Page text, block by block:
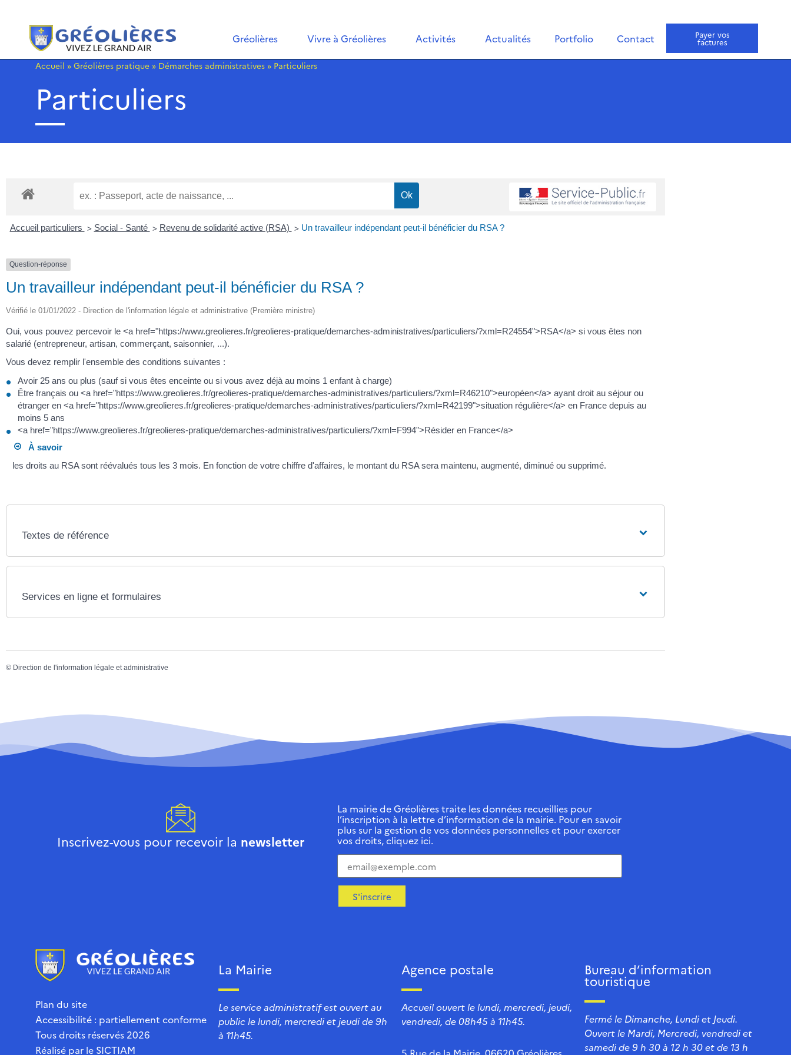
Gréolières Vivre à Gréolières Activités Actualités Portfolio Contact Payer vos
factures
Accueil » Gréolières pratique » Démarches administratives » Particuliers
Particuliers
Accueil particuliers > Social - Santé > Revenu de solidarité active (RSA) > Un travailleur indépendant peut-il bénéficier du RSA ?
Question-réponse
Un travailleur indépendant peut-il bénéficier du RSA ?
Vérifié le 01/01/2022 - Direction de l'information légale et administrative (Première ministre)
Oui, vous pouvez percevoir le <a href="https://www.greolieres.fr/greolieres-pratique/demarches-administratives/particuliers/?xml=R24554">RSA</a> si vous êtes non
salarié (entrepreneur, artisan, commerçant, saisonnier, ...).
Vous devez remplir l'ensemble des conditions suivantes :
Avoir 25 ans ou plus (sauf si vous êtes enceinte ou si vous avez déjà au moins 1 enfant à charge)
Être français ou <a href="https://www.greolieres.fr/greolieres-pratique/demarches-administratives/particuliers/?xml=R46210">européen</a> ayant droit au séjour ou
étranger en <a href="https://www.greolieres.fr/greolieres-pratique/demarches-administratives/particuliers/?xml=R42199">situation régulière</a> en France depuis au
moins 5 ans
<a href="https://www.greolieres.fr/greolieres-pratique/demarches-administratives/particuliers/?xml=F994">Résider en France</a>
À savoir
les droits au RSA sont réévalués tous les 3 mois. En fonction de votre chiffre d'affaires, le montant du RSA sera maintenu, augmenté, diminué ou supprimé.
Textes de référence
Services en ligne et formulaires
© Direction de l'information légale et administrative
Inscrivez-vous pour recevoir la newsletter
La mairie de Gréolières traite les données recueillies pour
l’inscription à la lettre d’information de la mairie. Pour en savoir
plus sur la gestion de vos données personnelles et pour exercer
vos droits, cliquez ici.
S'inscrire
Plan du site
Accessibilité : partiellement conforme
Tous droits réservés 2026
Réalisé par le SICTIAM
La Mairie
Le service administratif est ouvert au
public le lundi, mercredi et jeudi de 9h
à 11h45.
Agence postale
Accueil ouvert le lundi, mercredi, jeudi,
vendredi, de 08h45 à 11h45.
Bureau d’information
touristique
Fermé le Dimanche, Lundi et Jeudi.
Ouvert le Mardi, Mercredi, vendredi et
samedi de 9 h 30 à 12 h 30 et de 13 h